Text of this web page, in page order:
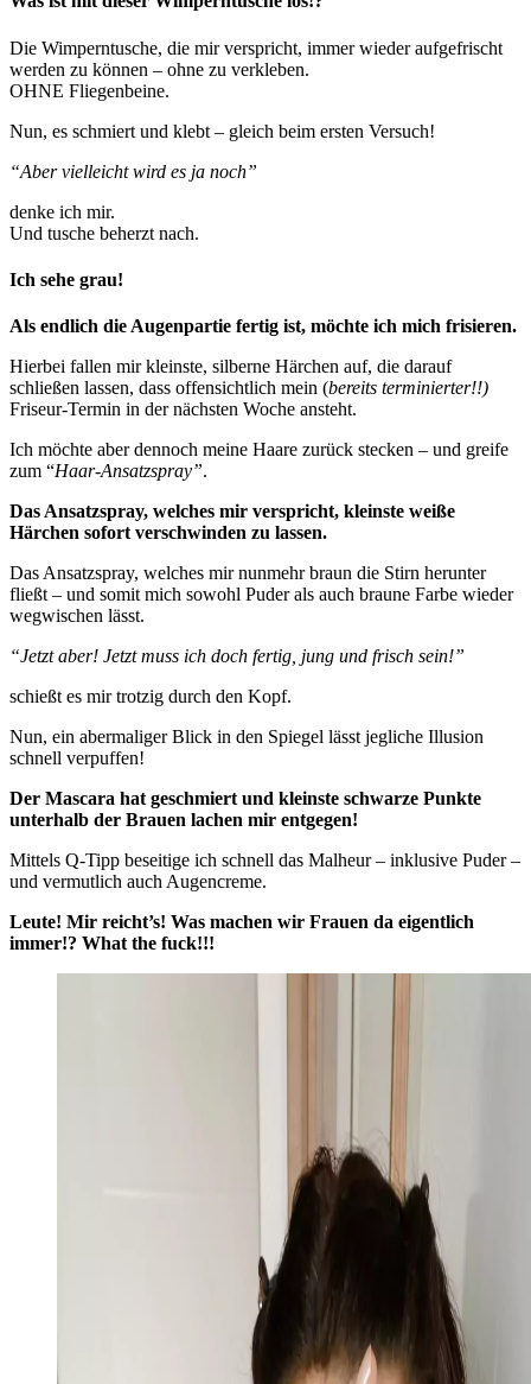
Die Wimperntusche, die mir verspricht, immer wieder aufgefrischt
werden zu können – ohne zu verkleben.
OHNE Fliegenbeine.
Nun, es schmiert und klebt – gleich beim ersten Versuch!
“Aber vielleicht wird es ja noch”
denke ich mir.
Und tusche beherzt nach.
Ich sehe grau!
Als endlich die Augenpartie fertig ist, möchte ich mich frisieren.
Hierbei fallen mir kleinste, silberne Härchen auf, die darauf
schließen lassen, dass offensichtlich mein (bereits terminierter!!)
Friseur-Termin in der nächsten Woche ansteht.
Ich möchte aber dennoch meine Haare zurück stecken – und greife
zum “Haar-Ansatzspray”.
Das Ansatzspray, welches mir verspricht, kleinste weiße
Härchen sofort verschwinden zu lassen.
Das Ansatzspray, welches mir nunmehr braun die Stirn herunter
fließt – und somit mich sowohl Puder als auch braune Farbe wieder
wegwischen lässt.
“Jetzt aber! Jetzt muss ich doch fertig, jung und frisch sein!”
schießt es mir trotzig durch den Kopf.
Nun, ein abermaliger Blick in den Spiegel lässt jegliche Illusion
schnell verpuffen!
Der Mascara hat geschmiert und kleinste schwarze Punkte
unterhalb der Brauen lachen mir entgegen!
Mittels Q-Tipp beseitige ich schnell das Malheur – inklusive Puder –
und vermutlich auch Augencreme.
Leute! Mir reicht’s! Was machen wir Frauen da eigentlich
immer!? What the fuck!!!